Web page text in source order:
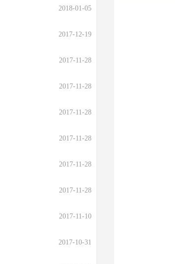
2018-01-05
2017-12-19
2017-11-28
2017-11-28
2017-11-28
2017-11-28
2017-11-28
2017-11-28
2017-11-10
2017-10-31